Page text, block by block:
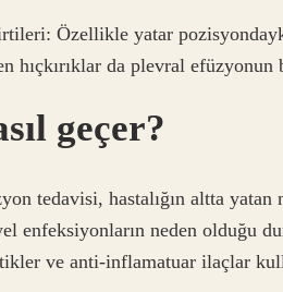
Özellikle yatar
hıçkırıklar da plevral
geçer?
tedavisi, hastalığın altta yatan
enfeksiyonların neden olduğu
ve anti-inflamatuar ilaçlar